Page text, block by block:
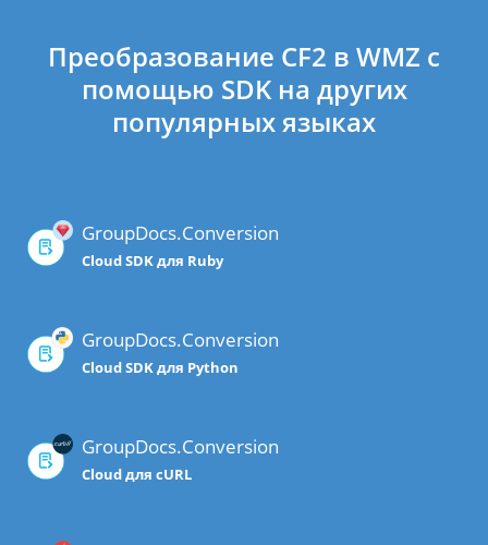
Преобразование CF2 в WMZ с
помощью SDK на других
популярных языках
GroupDocs.Conversion
Cloud SDK для Ruby
GroupDocs.Conversion
Cloud SDK для Python
GroupDocs.Conversion
Cloud для cURL